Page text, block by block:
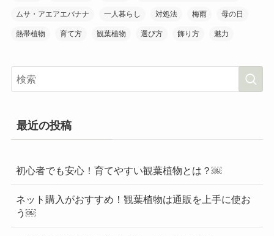
ムサ・アエアエバナナ 一人暮らし 対処法 梅雨 母の日
熱帯植物 育て方 観葉植物 選び方 飾り方 魅力
最近の投稿
初心者でも安心！育てやすい観葉植物とは？￼
ネット購入がおすすめ！観葉植物は通販を上手に使お
う￼